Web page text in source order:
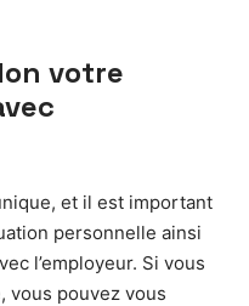
votre
et il est important
personnelle ainsi
l’employeur. Si vous
vous pouvez vous